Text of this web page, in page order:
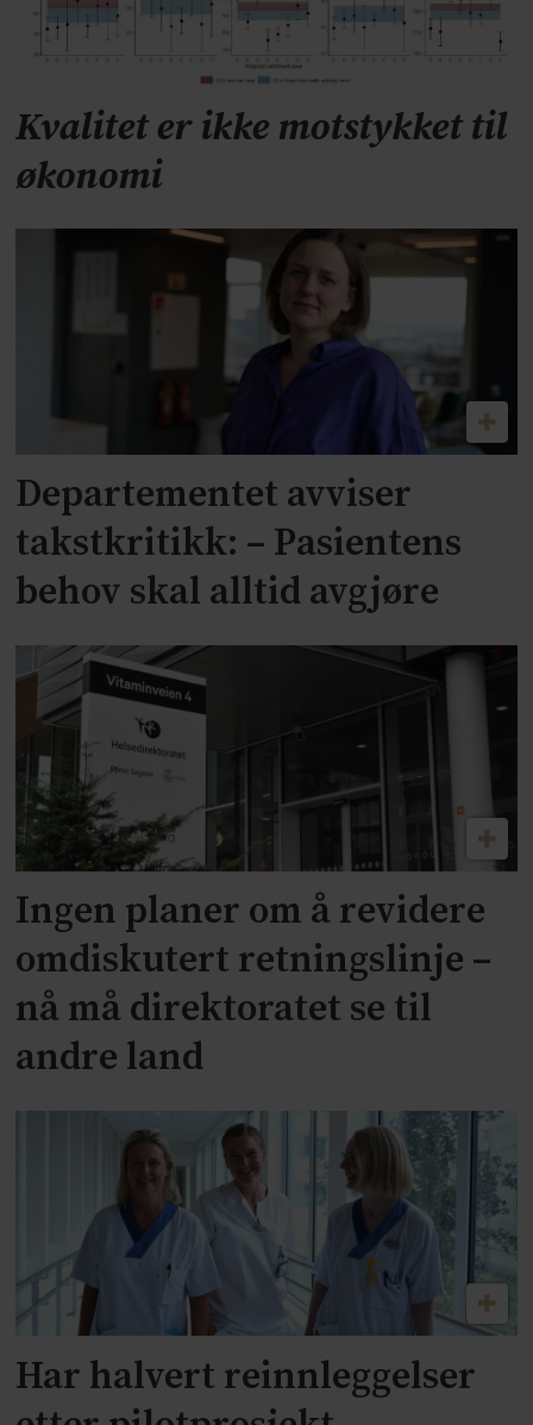
Kvalitet er ikke motstykket til
økonomi
Departementet avviser
takstkritikk: – Pasientens
behov skal alltid avgjøre
Ingen planer om å revidere
omdiskutert retningslinje –
nå må direktoratet se til
andre land
Har halvert reinnleggelser